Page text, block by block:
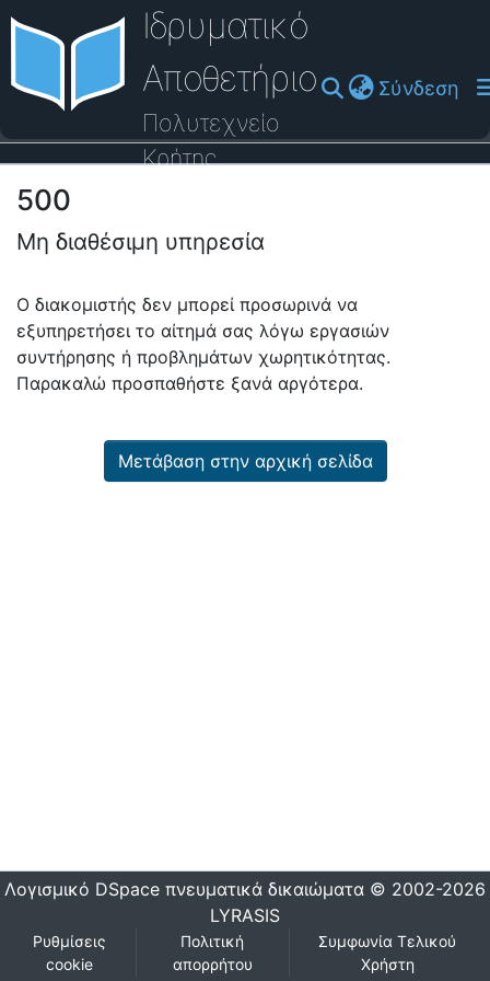
Ιδρυματικό
Αποθετήριο
Πολυτεχνείο
Κρήτης
Σύνδεση
Οδηγός Βοήθειας
500
Μη διαθέσιμη υπηρεσία
Ο διακομιστής δεν μπορεί προσωρινά να
εξυπηρετήσει το αίτημά σας λόγω εργασιών
συντήρησης ή προβλημάτων χωρητικότητας.
Παρακαλώ προσπαθήστε ξανά αργότερα.
Μετάβαση στην αρχική σελίδα
Λογισμικό DSpace πνευματικά δικαιώματα © 2002-2026
LYRASIS
Ρυθμίσεις
cookie
Πολιτική
απορρήτου
Συμφωνία Τελικού
Χρήστη